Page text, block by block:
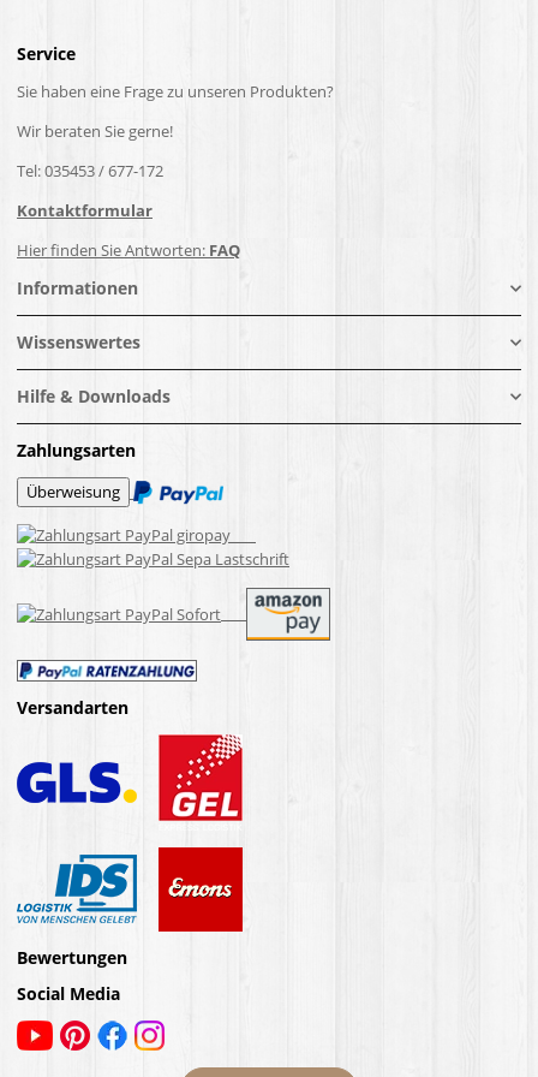
Service
Sie haben eine Frage zu unseren Produkten?
Wir beraten Sie gerne!
Tel: 035453 / 677-172
Kontaktformular
Hier finden Sie Antworten: FAQ
Informationen
Wissenswertes
Hilfe & Downloads
Zahlungsarten
Versandarten
Bewertungen
Social Media